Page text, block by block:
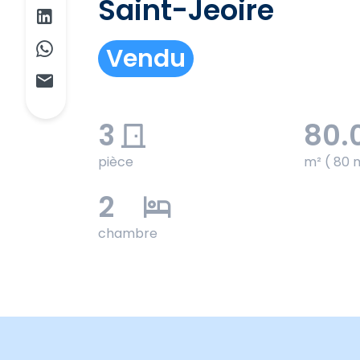
Saint-Jeoire
Vendu
3
pièce m² ( 80
2
chambre